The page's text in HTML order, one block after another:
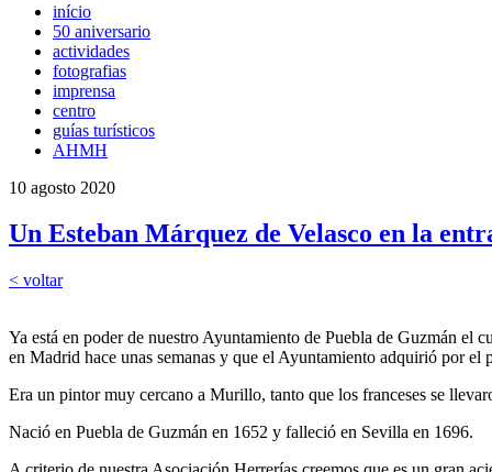
início
50 aniversario
actividades
fotografias
imprensa
centro
guías turísticos
AHMH
10 agosto 2020
Un Esteban Márquez de Velasco en la
< voltar
Ya está en poder de nuestro Ayuntamiento de Puebla de Guzmán el
en Madrid hace unas semanas y que el Ayuntamiento adquirió por el
Era un pintor muy cercano a Murillo, tanto que los franceses se
Nació en Puebla de Guzmán en 1652 y falleció en Sevilla en 1696.